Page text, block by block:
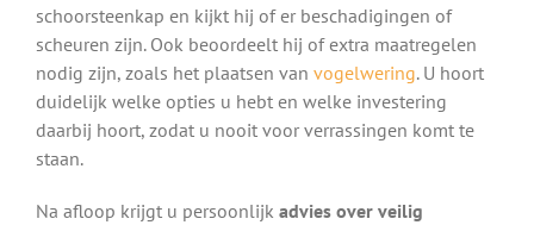
schoorsteenkap en kijkt hij of er beschadigingen of
scheuren zijn. Ook beoordeelt hij of extra maatregelen
nodig zijn, zoals het plaatsen van vogelwering. U hoort
duidelijk welke opties u hebt en welke investering
daarbij hoort, zodat u nooit voor verrassingen komt te
staan.
Na afloop krijgt u persoonlijk advies over veilig